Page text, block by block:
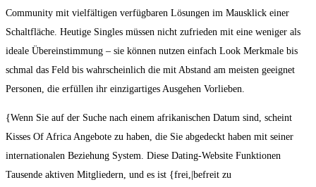
Community mit vielfältigen verfügbaren Lösungen im Mausklick einer
Schaltfläche. Heutige Singles müssen nicht zufrieden mit eine weniger als
ideale Übereinstimmung – sie können nutzen einfach Look Merkmale bis
schmal das Feld bis wahrscheinlich die mit Abstand am meisten geeignet
Personen, die erfüllen ihr einzigartiges Ausgehen Vorlieben.
{Wenn Sie auf der Suche nach einem afrikanischen Datum sind, scheint
Kisses Of Africa Angebote zu haben, die Sie abgedeckt haben mit seiner
internationalen Beziehung System. Diese Dating-Website Funktionen
Tausende aktiven Mitgliedern, und es ist {frei,|befreit zu